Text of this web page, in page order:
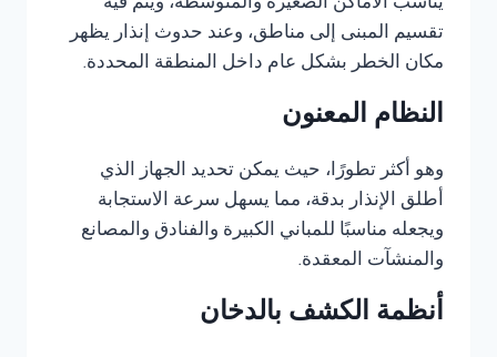
يناسب الأماكن الصغيرة والمتوسطة، ويتم فيه
تقسيم المبنى إلى مناطق، وعند حدوث إنذار يظهر
مكان الخطر بشكل عام داخل المنطقة المحددة.
النظام المعنون
وهو أكثر تطورًا، حيث يمكن تحديد الجهاز الذي
أطلق الإنذار بدقة، مما يسهل سرعة الاستجابة
ويجعله مناسبًا للمباني الكبيرة والفنادق والمصانع
والمنشآت المعقدة.
أنظمة الكشف بالدخان